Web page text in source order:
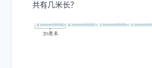
共有几米长？